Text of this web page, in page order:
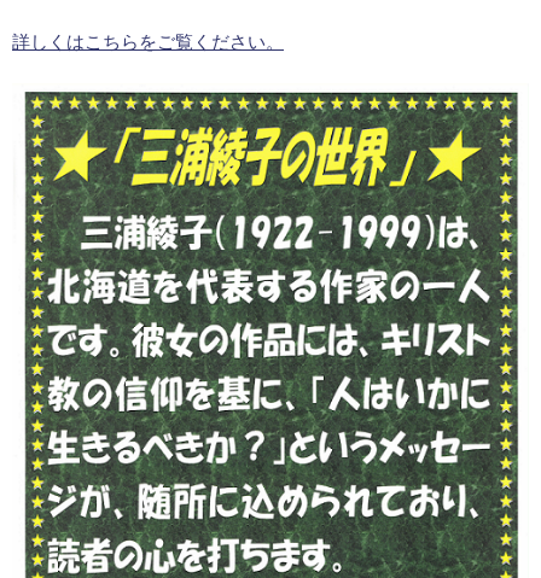
詳しくはこちらをご覧ください。